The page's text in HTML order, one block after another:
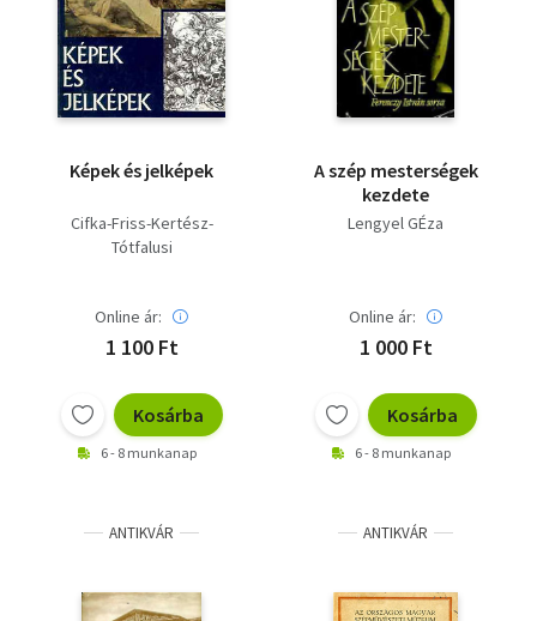
Képek és jelképek
Cifka-Friss-Kertész-
Tótfalusi
Online ár:
1 100 Ft
Kosárba
6 - 8 munkanap
A szép mesterségek
kezdete
Lengyel GÉza
Online ár:
1 000 Ft
Kosárba
6 - 8 munkanap
ANTIKVÁR ANTIKVÁR